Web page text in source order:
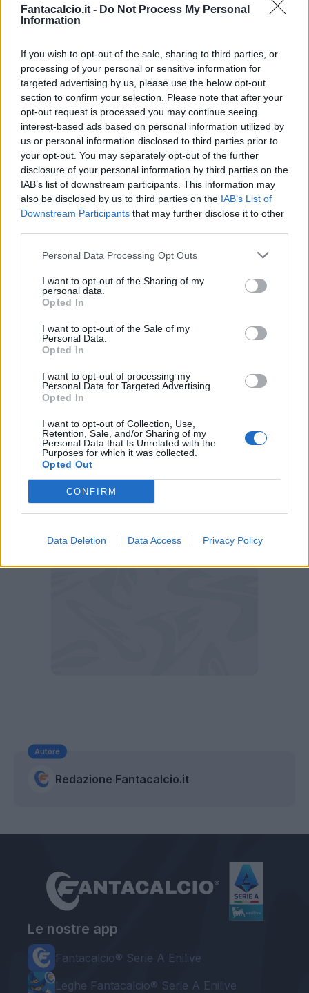
Fantacalcio.it - Do Not Process My Personal
Information
If you wish to opt-out of the sale, sharing to third parties, or
processing of your personal or sensitive information for
targeted advertising by us, please use the below opt-out
section to confirm your selection. Please note that after your
opt-out request is processed you may continue seeing
interest-based ads based on personal information utilized by
us or personal information disclosed to third parties prior to
your opt-out. You may separately opt-out of the further
disclosure of your personal information by third parties on the
IAB’s list of downstream participants. This information may
also be disclosed by us to third parties on the IAB’s List of
Downstream Participants that may further disclose it to other
Personal Data Processing Opt Outs
I want to opt-out of the Sharing of my
personal data.
Opted In
I want to opt-out of the Sale of my
Personal Data.
Opted In
I want to opt-out of processing my
Personal Data for Targeted Advertising.
Opted In
I want to opt-out of Collection, Use,
Retention, Sale, and/or Sharing of my
Personal Data that Is Unrelated with the
Purposes for which it was collected.
Opted Out
CONFIRM
Data Deletion Data Access Privacy Policy
Ha giocato in Belgio, Spagna, Inghilterra,
Danimarca e Olanda.
Con l’Australia ha disputato tre Mondiali:
2014, 2018 e 2022. In giallorosso, indosserà
la maglia numero 98.
Benvenuto a Roma, Mat!".
Autore
Redazione Fantacalcio.it
Le nostre app
Fantacalcio® Serie A Enilive
Leghe Fantacalcio® Serie A Enilive